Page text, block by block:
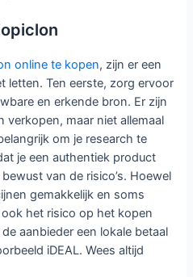
online te kopen, zijn er een
letten. Ten eerste, zorg ervoor
en erkende bron. Er zijn
verkopen, maar niet allemaal
om je research te
je een authentiek product
van de risico’s. Hoewel
gemakkelijk en soms
het risico op het kopen
aanbieder een lokale betaal
iDEAL. Wees altijd